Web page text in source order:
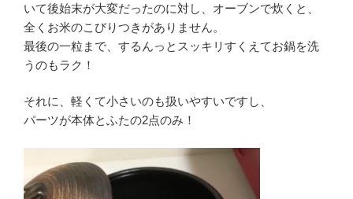
いて後始末が大変だったのに対し、オーブンで炊くと、
全くお米のこびりつきがありません。
最後の一粒まで、するんっとスッキリすくえてお鍋を洗
うのもラク！
それに、軽くて小さいのも扱いやすいですし、
パーツが本体とふたの2点のみ！